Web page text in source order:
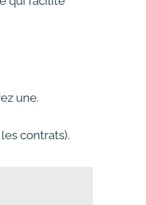
une.
contrats).